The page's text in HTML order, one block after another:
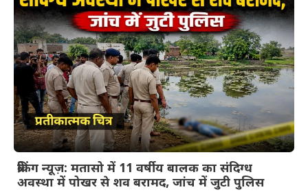
ब्रेकिंग न्यूज़: मतासो में 11 वर्षीय बालक का संदिग्ध
अवस्था में पोखर से शव बरामद, जांच में जुटी पुलिस